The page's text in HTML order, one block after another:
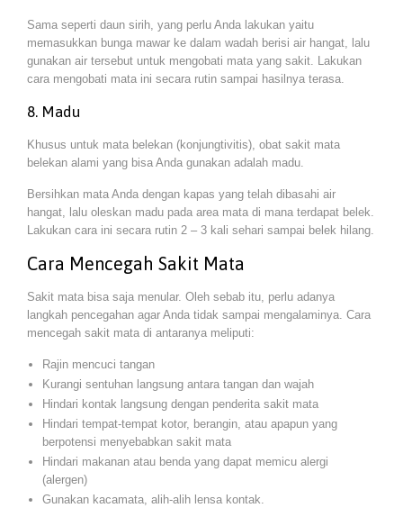
Sama seperti daun sirih, yang perlu Anda lakukan yaitu
memasukkan bunga mawar ke dalam wadah berisi air hangat, lalu
gunakan air tersebut untuk mengobati mata yang sakit. Lakukan
cara mengobati mata ini secara rutin sampai hasilnya terasa.
8. Madu
Khusus untuk mata belekan (konjungtivitis), obat sakit mata
belekan alami yang bisa Anda gunakan adalah madu.
Bersihkan mata Anda dengan kapas yang telah dibasahi air
hangat, lalu oleskan madu pada area mata di mana terdapat belek.
Lakukan cara ini secara rutin 2 – 3 kali sehari sampai belek hilang.
Cara Mencegah Sakit Mata
Sakit mata bisa saja menular. Oleh sebab itu, perlu adanya
langkah pencegahan agar Anda tidak sampai mengalaminya. Cara
mencegah sakit mata di antaranya meliputi:
Rajin mencuci tangan
Kurangi sentuhan langsung antara tangan dan wajah
Hindari kontak langsung dengan penderita sakit mata
Hindari tempat-tempat kotor, berangin, atau apapun yang
berpotensi menyebabkan sakit mata
Hindari makanan atau benda yang dapat memicu alergi
(alergen)
Gunakan kacamata, alih-alih lensa kontak.